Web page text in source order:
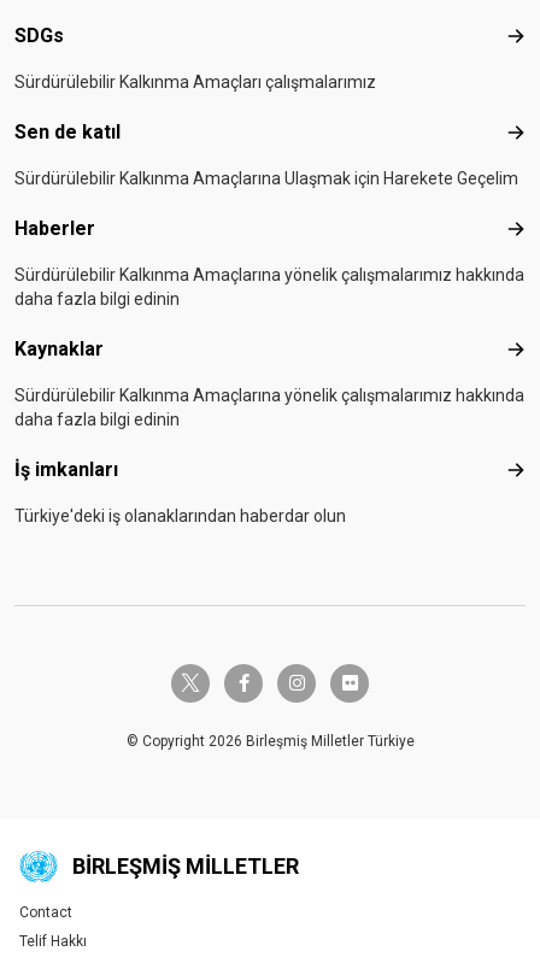
SDGs
Sürdürülebilir Kalkınma Amaçları çalışmalarımız
Sen de katıl
Sürdürülebilir Kalkınma Amaçlarına Ulaşmak için Harekete Geçelim
Haberler
Sürdürülebilir Kalkınma Amaçlarına yönelik çalışmalarımız hakkında
daha fazla bilgi edinin
Kaynaklar
Sürdürülebilir Kalkınma Amaçlarına yönelik çalışmalarımız hakkında
daha fazla bilgi edinin
İş imkanları İş
Türkiye'deki iş olanaklarından haberdar olun
twitter-x facebook-finstagramflickr
© Copyright 2026 Birleşmiş Milletler Türkiye
BIRLEŞMIŞ MILLETLER
Global U.N. menu
Contact
Telif Hakkı